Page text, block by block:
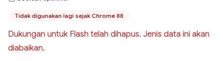
Tidak digunakan lagi sejak Chrome 88
Dukungan untuk Flash telah dihapus. Jenis data ini akan
diabaikan.